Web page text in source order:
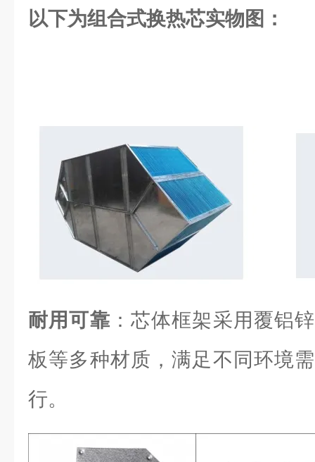
以下为组合式换热芯实物图：
耐用可靠 ：芯体框架采用覆铝
板等多种材质，满足不同环境
行。